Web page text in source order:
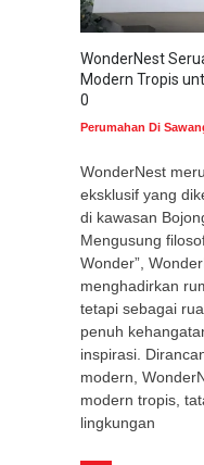
WonderNest
Modern Tropis
0
Perumahan Di
WonderNest
eksklusif yang
di kawasan
Mengusung
Wonder”,
menghadirkan
tetapi sebagai
penuh
inspirasi.
modern,
modern tropis,
lingkungan